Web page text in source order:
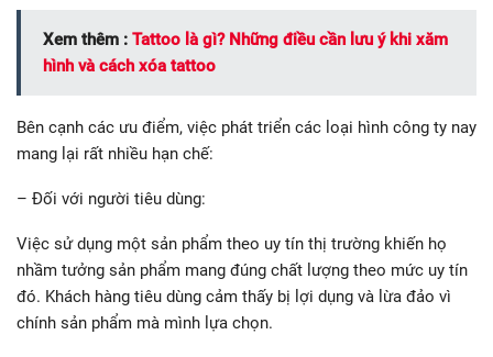
Xem thêm : Tattoo là gì? Những điều cần lưu ý khi xăm
hình và cách xóa tattoo
Bên cạnh các ưu điểm, việc phát triển các loại hình công ty nay
mang lại rất nhiều hạn chế:
– Đối với người tiêu dùng:
Việc sử dụng một sản phẩm theo uy tín thị trường khiến họ
nhầm tưởng sản phẩm mang đúng chất lượng theo mức uy tín
đó. Khách hàng tiêu dùng cảm thấy bị lợi dụng và lừa đảo vì
chính sản phẩm mà mình lựa chọn.